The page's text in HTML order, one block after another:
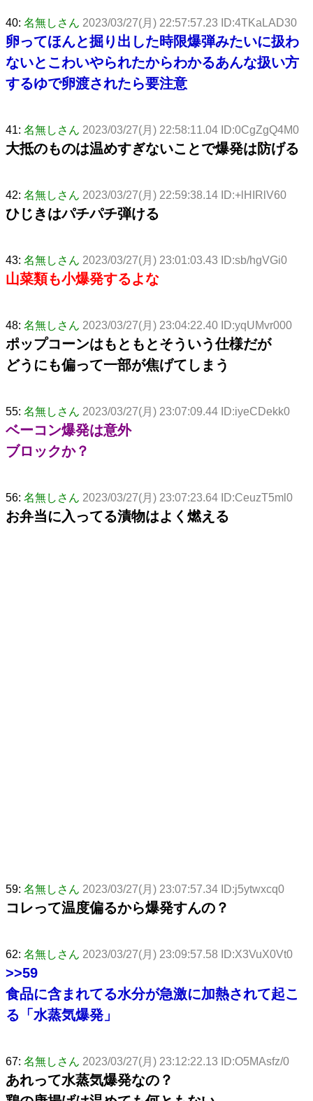
40: 名無しさん 2023/03/27(月) 22:57:57.23 ID:4TKaLAD30
卵ってほんと掘り出した時限爆弾みたいに扱わ
ないとこわいやられたからわかるあんな扱い方
するゆで卵渡されたら要注意
41: 名無しさん 2023/03/27(月) 22:58:11.04 ID:0CgZgQ4M0
大抵のものは温めすぎないことで爆発は防げる
42: 名無しさん 2023/03/27(月) 22:59:38.14 ID:+lHIRlV60
ひじきはパチパチ弾ける
43: 名無しさん 2023/03/27(月) 23:01:03.43 ID:sb/hgVGi0
山菜類も小爆発するよな
48: 名無しさん 2023/03/27(月) 23:04:22.40 ID:yqUMvr000
ポップコーンはもともとそういう仕様だが
どうにも偏って一部が焦げてしまう
55: 名無しさん 2023/03/27(月) 23:07:09.44 ID:iyeCDekk0
ベーコン爆発は意外
ブロックか？
56: 名無しさん 2023/03/27(月) 23:07:23.64 ID:CeuzT5ml0
お弁当に入ってる漬物はよく燃える
59: 名無しさん 2023/03/27(月) 23:07:57.34 ID:j5ytwxcq0
コレって温度偏るから爆発すんの？
62: 名無しさん 2023/03/27(月) 23:09:57.58 ID:X3VuX0Vt0
>>59
食品に含まれてる水分が急激に加熱されて起こ
る「水蒸気爆発」
67: 名無しさん 2023/03/27(月) 23:12:22.13 ID:O5MAsfz/0
あれって水蒸気爆発なの？